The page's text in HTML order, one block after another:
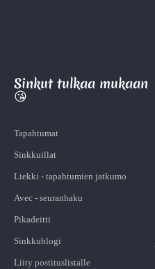
Sinkut tulkaa mukaan
😘
Tapahtumat
Sinkkuillat
Liekki - tapahtumien jatkumo
Avec - seuranhaku
Pikadeitti
Sinkkublogi
Liity postituslistalle